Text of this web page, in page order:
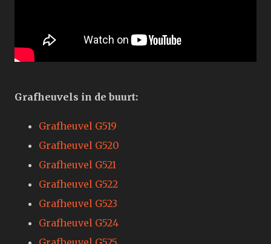
Grafheuvels in de buurt:
Grafheuvel G519
Grafheuvel G520
Grafheuvel G521
Grafheuvel G522
Grafheuvel G523
Grafheuvel G524